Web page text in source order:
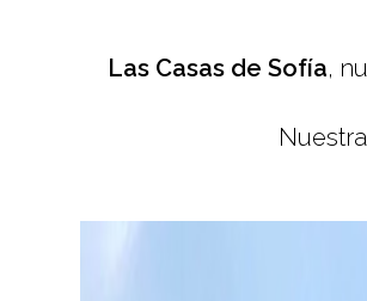
Las Casas de Sofía,